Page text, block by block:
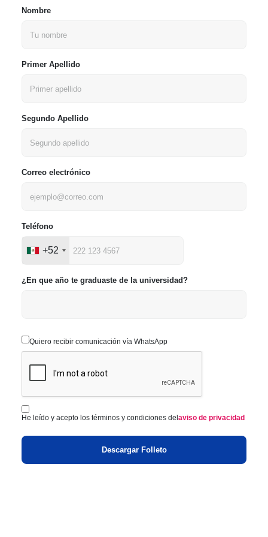
Nombre
Primer Apellido
Segundo Apellido
Correo electrónico
Teléfono
+52
¿En que año te graduaste de la universidad?
Quiero recibir comunicación vía WhatsApp
He leído y acepto los términos y condiciones del aviso de privacidad
Descargar Folleto